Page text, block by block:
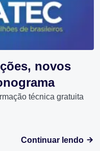
novos
técnica gratuita
Continuar lendo